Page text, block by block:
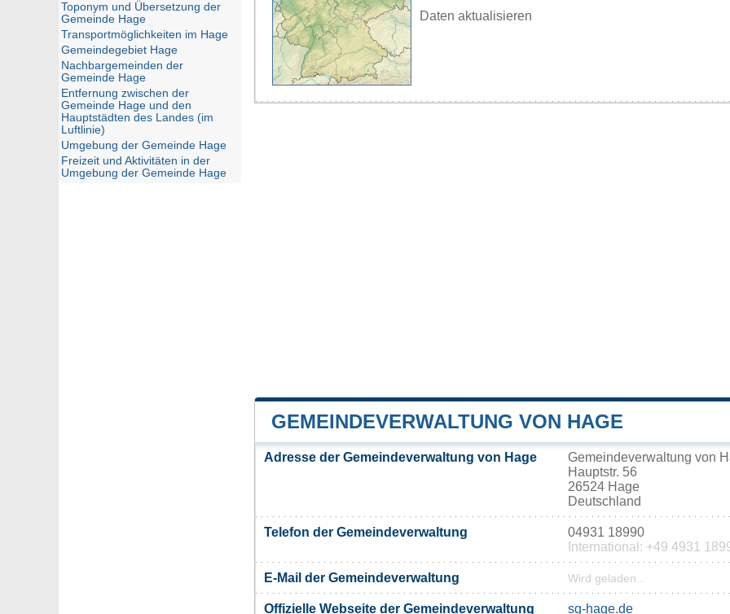
Daten aktualisieren
GEMEINDEVERWALTUNG VON HAGE
Adresse der Gemeindeverwaltung von Hage
Gemeindeverwaltung von
Hauptstr. 56
26524 Hage
Deutschland
Telefon der Gemeindeverwaltung
04931 18990
International: +49 4931
E-Mail der Gemeindeverwaltung Wird geladen...
Offizielle Webseite der Gemeindeverwaltung sg-hage.de
Toponym und Übersetzung der
Gemeinde Hage
Transportmöglichkeiten im Hage
Gemeindegebiet Hage
Nachbargemeinden der
Gemeinde Hage
Entfernung zwischen der
Gemeinde Hage und den
Hauptstädten des Landes (im
Luftlinie)
Umgebung der Gemeinde Hage
Freizeit und Aktivitäten in der
Umgebung der Gemeinde Hage